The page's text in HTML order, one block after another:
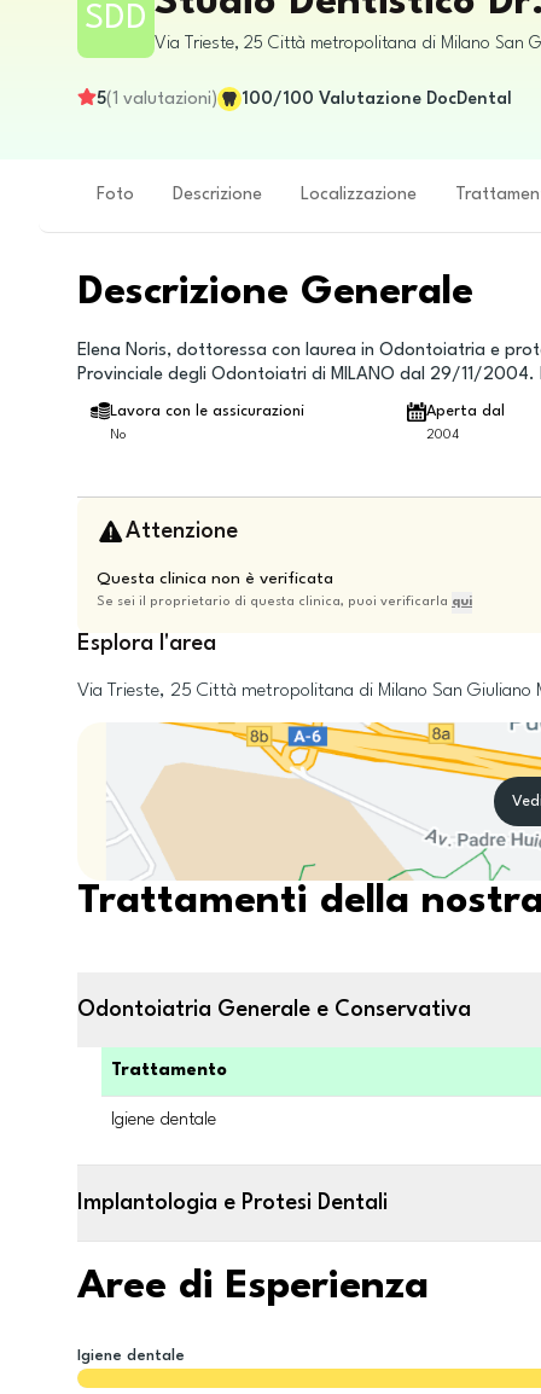
SDD
Via Trieste, 25 Città metropolitana di Milano San
5(1 valutazioni) 100/100 Valutazione DocDental
Foto Descrizione Localizzazione
Descrizione Generale
Elena Noris, dottoressa con laurea in Odontoiatria e
Provinciale degli Odontoiatri di MILANO dal 29/11/2004.
Lavora con le assicurazioni
No
Aperta dal
2004
Attenzione
Questa clinica non è verificata
Se sei il proprietario di questa clinica, puoi verificarla qui
Esplora l'area
Via Trieste, 25 Città metropolitana di Milano San Giuliano
Trattamenti della
Odontoiatria Generale e Conservativa
Trattamento
Igiene dentale
Implantologia e Protesi Dentali
Aree di Esperienza
Igiene dentale